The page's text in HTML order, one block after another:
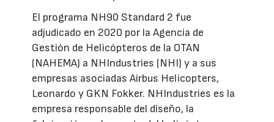
El programa NH90 Standard 2 fue
adjudicado en 2020 por la Agencia de
Gestión de Helicópteros de la OTAN
(NAHEMA) a NHIndustries (NHI) y a sus
empresas asociadas Airbus Helicopters,
Leonardo y GKN Fokker. NHIndustries es la
empresa responsable del diseño, la